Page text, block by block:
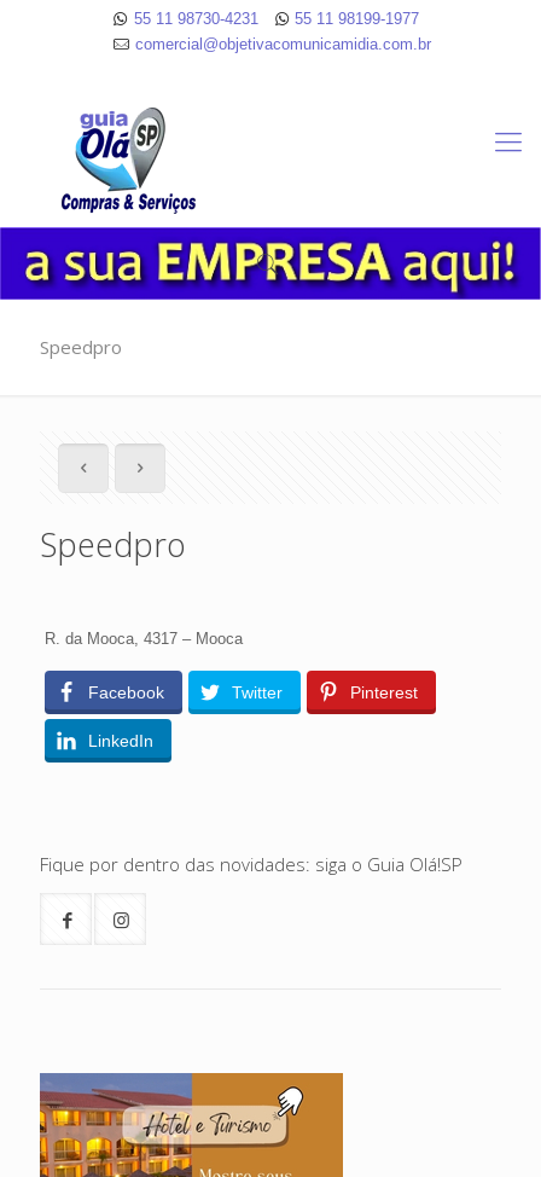
55 11 98730-4231
55 11 98199-1977
comercial@objetivacomunicamidia.com.br
Speedpro
Speedpro
R. da Mooca, 4317 – Mooca
Facebook Twitter Pinterest
LinkedIn
Fique por dentro das novidades: siga o Guia Olá!SP